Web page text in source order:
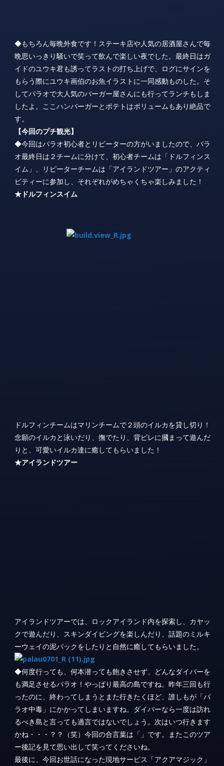
◆もちろん毎晩外食です！ステーキ店や人気の居酒屋さんで毎
晩思いっきり騒いで笑って飲んで楽しい夜でした。最終日はガ
イドのユウキ君も誘ってラストの打ち上げで、ログにサインを
もらう際にユウキ画伯のお魚イラストに一同感動ものした。そ
してパラオで大人気のバーガー屋さんにも行ってランチもしま
したよ。ここハンバーガーとポテトはボリュームもあり絶品で
す。
【今回のプチ観光】
◆今回はパラオ初心者とリピーターの方がいましたので、パラ
オ最終日は２チームに分けて、初心者チームは「ドルフィンス
イム」、リピーターチームは「アイランドツアー」のアクティ
ビティーに参加し、それぞれがめちゃくちゃ楽しみました！
★ドルフィンスイム
ドルフィンチームはマリンチームで２頭のイルカを貸し切り！
念願のイルカと泳いだり、撫でたり、背ビレに摑まって遊んだ
りと、可愛いイルカ達に癒してもらいました！
★アイランドツアー
アイランドツアーでは、ロックアイランド内を探索し、カヤッ
クで遊んだり、スキンダイビングを楽しんだり、話題のミルキ
ーウェイの泥パックをしたりと自然に癒してもらいました。
◆何度行っても、何本潜っても飽きさせず、どんなダイバーを
も満足させるパラオ！やっぱり最高の島ですね。昨年三回も行
ったのに、終わってしまうとまた行きたくほど、誰しもが「パ
ラオ中毒」にかかってしまいますね。ダイバーなら一度は訪れ
るべき島と言っても過言ではないでしょう。次はいつ行きます
かね・・・？？（笑）今回の合言葉は「」です。またこのツア
ー後記を見て思い出して笑ってくださいね。
最後に、今回お世話になった現地サービス「アクアマジック」